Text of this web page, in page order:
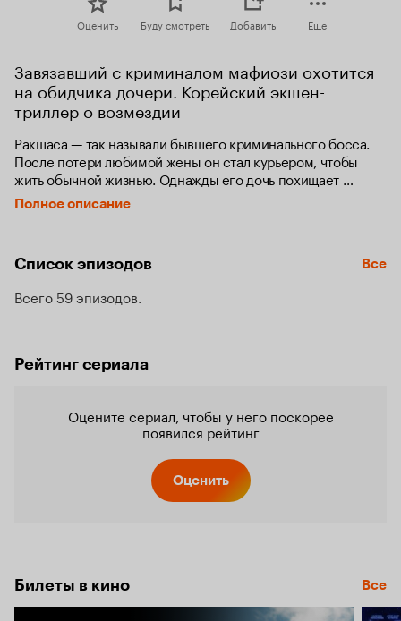
Оценить Буду смотреть Добавить Еще
Завязавший с криминалом мафиози охотится
на обидчика дочери. Корейский экшен-
триллер о возмездии
Ракшаса — так называли бывшего криминального босса.
После потери любимой жены он стал курьером, чтобы
жить обычной жизнью. Однажды его дочь похищает
сын кандидата в президенты и жестоко обходится
с девушкой. Охваченный яростью и горем бывший бандит
Полное описание
Список эпизодов Все
Всего 59 эпизодов
Рейтинг сериала
Оцените сериал, чтобы у него поскорее
появился рейтинг
Оценить
Билеты в кино Все